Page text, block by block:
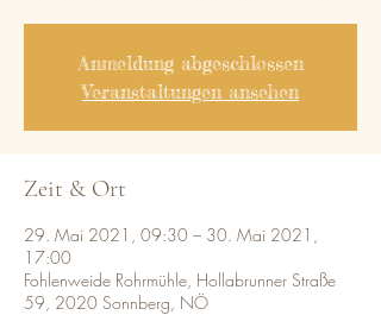
Anmeldung abgeschlossen
Veranstaltungen ansehen
Zeit & Ort
29. Mai 2021, 09:30 – 30. Mai 2021,
17:00
Fohlenweide Rohrmühle, Hollabrunner Straße
59, 2020 Sonnberg, NÖ